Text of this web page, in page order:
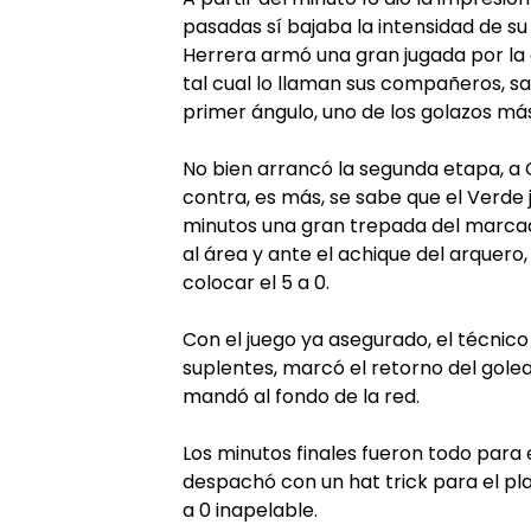
pasadas sí bajaba la intensidad de
Herrera armó una gran jugada por
tal cual lo llaman sus compañeros,
primer ángulo, uno de los golazos
No bien arrancó la segunda etapa,
contra, es más, se sabe que el
minutos una gran trepada del
al área y ante el achique del
colocar el 5 a 0.
Con el juego ya asegurado, el
suplentes, marcó el retorno del
mandó al fondo de la red.
Los minutos finales fueron todo para
despachó con un hat trick para el
a 0 inapelable.